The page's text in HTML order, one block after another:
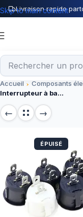
Livraison rapide
Skip to main content
Accueil Composants
Interrupteur à bascule rond marche arrêt 22MM 6A25V1
ÉPUISÉ